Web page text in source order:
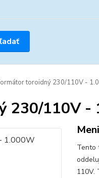
toroidný 230/110V -
230/110V -
Tento
110V.